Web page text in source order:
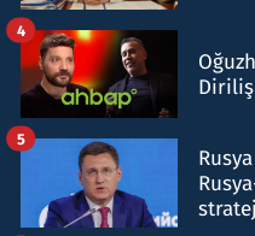
Diriliş
4
5